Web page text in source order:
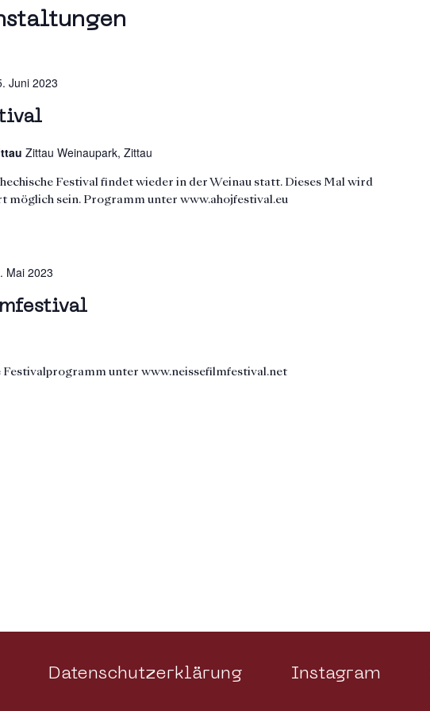
Juni 2023
Zittau Weinaupark, Zittau
Festival findet wieder in der Weinau statt. Dieses Mal wird
möglich sein. Programm unter www.ahojfestival.eu
Mai 2023
Festivalprogramm unter www.neissefilmfestival.net
Datenschutzerklärung Instagram